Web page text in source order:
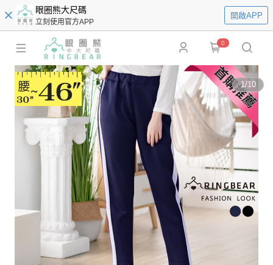
眼圈熊大尺碼
立刻使用官方APP
開啟APP
0
1/10